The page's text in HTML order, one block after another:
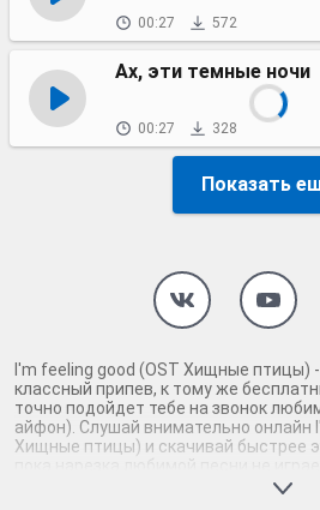
00:27 572
Ах, эти темные ночи
00:27 328
Показать
I'm feeling good (OST Хищные птицы)
классный припев, к тому же
точно подойдет тебе на звонок
айфон). Слушай внимательно онлайн
Хищные птицы) и скачивай быстрее
пока нарезка любимой песни не
каждого второго на звонке. Будь